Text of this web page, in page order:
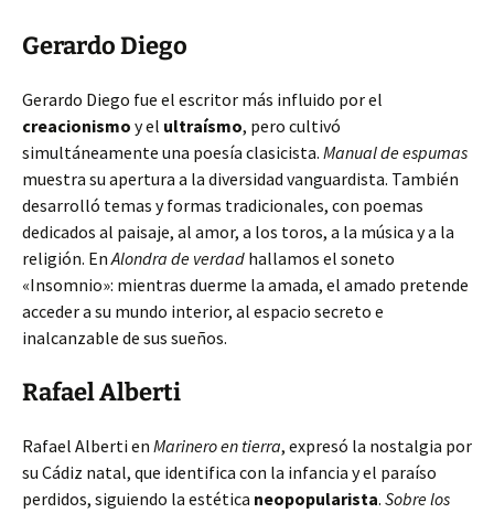
Gerardo Diego
Gerardo Diego fue el escritor más influido por el
creacionismo y el ultraísmo, pero cultivó
simultáneamente una poesía clasicista. Manual de espumas
muestra su apertura a la diversidad vanguardista. También
desarrolló temas y formas tradicionales, con poemas
dedicados al paisaje, al amor, a los toros, a la música y a la
religión. EnAlondra de verdad hallamos el soneto
«Insomnio»: mientras duerme la amada, el amado pretende
acceder a su mundo interior, al espacio secreto e
inalcanzable de sus sueños.
Rafael Alberti
Rafael Alberti en Marinero en tierra, expresó la nostalgia por
su Cádiz natal, que identifica con la infancia y el paraíso
perdidos, siguiendo la estética neopopularista. Sobre los